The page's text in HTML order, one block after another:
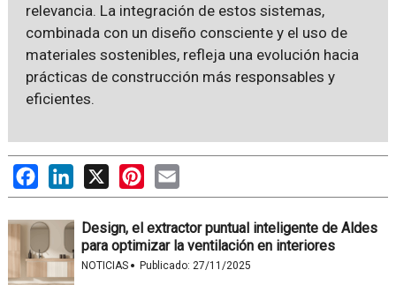
relevancia. La integración de estos sistemas,
combinada con un diseño consciente y el uso de
materiales sostenibles, refleja una evolución hacia
prácticas de construcción más responsables y
eficientes.
FacebookLinkedIn
X PinterestEmail
Design, el extractor puntual inteligente de Aldes
para optimizar la ventilación en interiores
NOTICIAS · Publicado: 27/11/2025